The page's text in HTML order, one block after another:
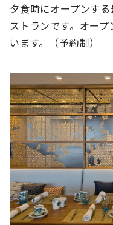
夕食時にオープンす
ストランです。オー
います。（予約制）